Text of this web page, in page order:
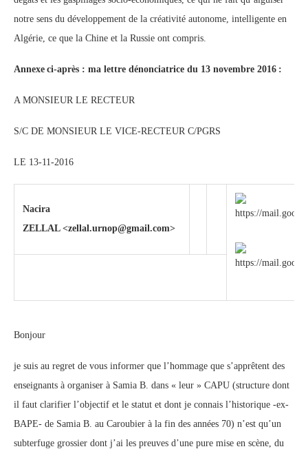
notre sens du développement de la créativité autonome, intelligente en
Algérie, ce que la Chine et la Russie ont compris.
Annexe ci-après : ma lettre dénonciatrice du 13 novembre 2016 :
A MONSIEUR LE RECTEUR
S/C DE MONSIEUR LE VICE-RECTEUR C/PGRS
LE 13-11-2016
Nacira
ZELLAL <zellal.urnop@gmail.com>
Bonjour
je suis au regret de vous informer que l’hommage que s’apprêtent des
enseignants à organiser à Samia B. dans « leur » CAPU (structure dont
il faut clarifier l’objectif et le statut et dont je connais l’historique -ex-
BAPE- de Samia B. au Caroubier à la fin des années 70) n’est qu’un
subterfuge grossier dont j’ai les preuves d’une pure mise en scène, du